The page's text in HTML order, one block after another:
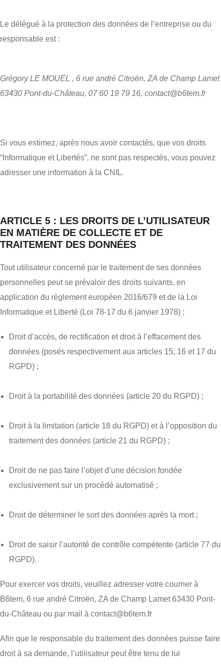
Le délégué à la protection des données de l’entreprise ou du
responsable est :
Grégory LE MOUËL , 6 rue andré Citroën, ZA de Champ Lamet
63430 Pont-du-Château, 07 60 19 79 16, contact@b6tem.fr
Si vous estimez, après nous avoir contactés, que vos droits
“Informatique et Libertés”, ne sont pas respectés, vous pouvez
adresser une information à la CNIL.
ARTICLE 5 : LES DROITS DE L’UTILISATEUR
EN MATIÈRE DE COLLECTE ET DE
TRAITEMENT DES DONNÉES
Tout utilisateur concerné par le traitement de ses données
personnelles peut se prévaloir des droits suivants, en
application du règlement européen 2016/679 et de la Loi
Informatique et Liberté (Loi 78-17 du 6 janvier 1978) :
Droit d’accès, de rectification et droit à l’effacement des
données (posés respectivement aux articles 15, 16 et 17 du
RGPD) ;
Droit à la portabilité des données (article 20 du RGPD) ;
Droit à la limitation (article 18 du RGPD) et à l’opposition du
traitement des données (article 21 du RGPD) ;
Droit de ne pas faire l’objet d’une décision fondée
exclusivement sur un procédé automatisé ;
Droit de déterminer le sort des données après la mort ;
Droit de saisir l’autorité de contrôle compétente (article 77 du
RGPD).
Pour exercer vos droits, veuillez adresser votre courrier à
B6tem, 6 rue andré Citroën, ZA de Champ Lamet 63430 Pont-
du-Château ou par mail à contact@b6tem.fr
Afin que le responsable du traitement des données puisse faire
droit à sa demande, l’utilisateur peut être tenu de lui